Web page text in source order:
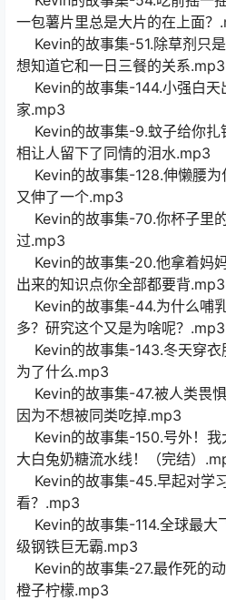
一包薯片里总是大片的在上面？
Kevin的故事集-51.除草剂只
想知道它和一日三餐的关系.mp3
Kevin的故事集-144.小强白天
家.mp3
Kevin的故事集-9.蚊子给你扎
相让人留下了同情的泪水.mp3
Kevin的故事集-128.伸懒腰为
又伸了一个.mp3
Kevin的故事集-70.你杯子里
过.mp3
Kevin的故事集-20.他拿着妈
出来的知识点你全部都要背.mp3
Kevin的故事集-44.为什么哺
多？研究这个又是为啥呢？.mp3
Kevin的故事集-143.冬天穿衣
为了什么.mp3
Kevin的故事集-47.被人类畏
因为不想被同类吃掉.mp3
Kevin的故事集-150.号外！我
大白兔奶糖流水线！（完结）
Kevin的故事集-45.早起对学
看？.mp3
Kevin的故事集-114.全球最大
级钢铁巨无霸.mp3
Kevin的故事集-27.最作死的
橙子柠檬.mp3